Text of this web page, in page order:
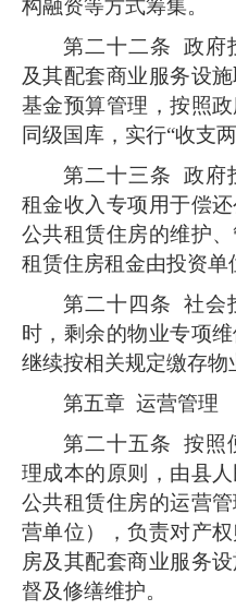
构融资等方式筹集。
第二十二条 政府
及其配套商业服务设
基金预算管理，按照
同级国库，实行“收支两
第二十三条 政府
租金收入专项用于偿
公共租赁住房的维护
租赁住房租金由投资单
第二十四条 社会
时，剩余的物业专项
继续按相关规定缴存物
第五章 运营管理
第二十五条 按照
理成本的原则，由县
公共租赁住房的运营
营单位），负责对产
房及其配套商业服务
督及修缮维护。